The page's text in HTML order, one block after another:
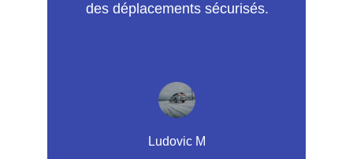
des déplacements sécurisés.
Ludovic M